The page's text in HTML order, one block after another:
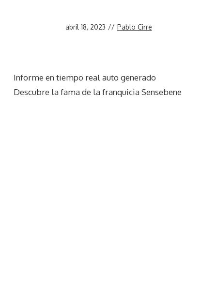
abril 18, 2023 // Pablo Cirre
Informe en tiempo real auto generado
Descubre la fama de la franquicia Sensebene